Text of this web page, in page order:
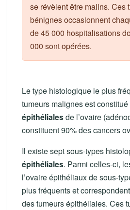
se révèlent être malins. Ces
bénignes occasionnent
de 45 000 hospitalisations
000 sont opérées.
Le type histologique le plus
tumeurs malignes est
épithélialesde l’ovaire
constituent 90% des cancers
Il existe sept sous-types
épithéliales. Parmi celles-ci,
l’ovaire épithéliaux de sous-
plus fréquents et
des tumeurs épithéliales. Ces